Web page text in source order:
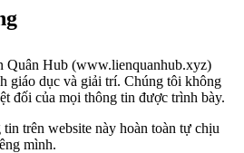
Quân Hub (www.lienquanhub.xyz)
giáo dục và giải trí. Chúng tôi không
đối của mọi thông tin được trình bày.
trên website này hoàn toàn tự chịu
mình.